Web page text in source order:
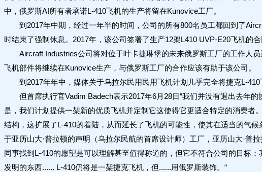
中，俄罗斯AI所有者承诺L-410飞机的生产将留在Kunovice工厂。
到2017年中期，经过一年半的时间，公司的所有800名员工都回到了
时结束了强制休息。2017年，该公司签署了生产12架L410 UVP-E20飞机的合
Aircraft Industries公司将对位于叶卡捷琳堡的未来俄罗斯工厂的工作人员
飞机部件将继续在Kunovice生产，与俄罗斯工厂的合作应该有助于该公司。
到2017年年中，媒体关于乌拉尔民用民用飞机计划几乎完全将捷克L-410
但首席执行官Vadim Badech表示2017年6月28日“我们并没有退出去年的
是，我们计划提供一架新的优质飞机并定制它这使得它更适合特定的消费者
结构，这扩展了L-410的着陆，从而延长了飞机的可能性，使其在适当的气
于亚历山大·普拉顿的声明（乌拉尔民航的首席设计师）工厂，亚历山大·普
同事找到L-410的愿望是可以理解甚至值得称道的，但它不符合公司的目标
发明的东西...... L-410仍将是一架捷克飞机，但......用俄罗斯装饰。“